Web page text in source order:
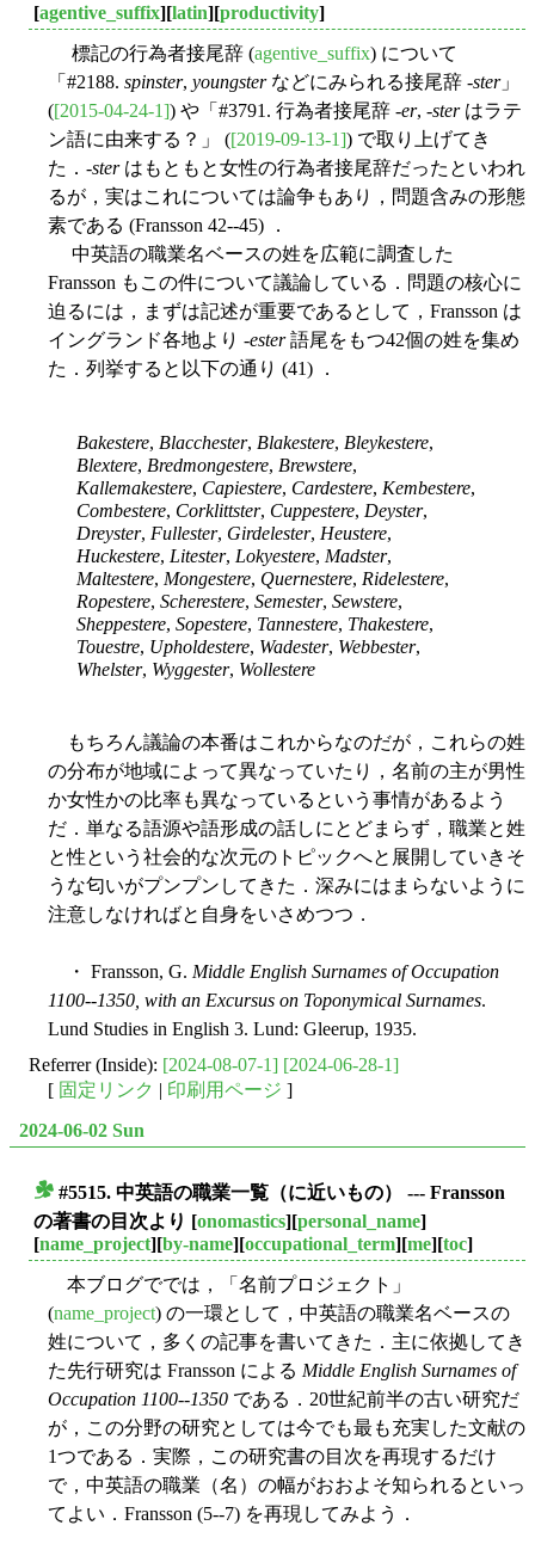
[agentive_suffix][latin][productivity]
標記の行為者接尾辞 (agentive_suffix) について
「#2188. spinster, youngsterなどにみられる接尾辞 -ster」
([2015-04-24-1]) や「#3791. 行為者接尾辞 -er, -sterはラテ
ン語に由来する？」 ([2019-09-13-1]) で取り上げてき
た．-sterはもともと女性の行為者接尾辞だったといわれ
るが，実はこれについては論争もあり，問題含みの形態
素である (Fransson 42--45) ．
中英語の職業名ベースの姓を広範に調査した
Fransson もこの件について議論している．問題の核心に
迫るには，まずは記述が重要であるとして，Fransson は
イングランド各地より -ester語尾をもつ42個の姓を集め
た．列挙すると以下の通り (41) ．
Bakestere, Blacchester, Blakestere, Bleykestere,
Blextere, Bredmongestere, Brewstere,
Kallemakestere, Capiestere, Cardestere, Kembestere,
Combestere, Corklittster, Cuppestere, Deyster,
Dreyster, Fullester, Girdelester, Heustere,
Huckestere, Litester, Lokyestere, Madster,
Maltestere, Mongestere, Quernestere, Ridelestere,
Ropestere, Scherestere, Semester, Sewstere,
Sheppestere, Sopestere, Tannestere, Thakestere,
Touestre, Upholdestere, Wadester, Webbester,
Whelster, Wyggester, Wollestere
もちろん議論の本番はこれからなのだが，これらの姓
の分布が地域によって異なっていたり，名前の主が男性
か女性かの比率も異なっているという事情があるよう
だ．単なる語源や語形成の話しにとどまらず，職業と姓
と性という社会的な次元のトピックへと展開していきそ
うな匂いがプンプンしてきた．深みにはまらないように
注意しなければと自身をいさめつつ．
・ Fransson, G. Middle English Surnames of Occupation
1100--1350, with an Excursus on Toponymical Surnames.
Lund Studies in English 3. Lund: Gleerup, 1935.
Referrer (Inside): [2024-08-07-1] [2024-06-28-1]
[ 固定リンク | 印刷用ページ ]
2024-06-02 Sun
#5515. 中英語の職業一覧（に近いもの） --- Fransson
の著書の目次より [onomastics][personal_name]
[name_project][by-name][occupational_term][me][toc]
本ブログででは，「名前プロジェクト」
(name_project) の一環として，中英語の職業名ベースの
姓について，多くの記事を書いてきた．主に依拠してき
た先行研究は Fransson による Middle English Surnames of
Occupation 1100--1350 である．20世紀前半の古い研究だ
が，この分野の研究としては今でも最も充実した文献の
1つである．実際，この研究書の目次を再現するだけ
で，中英語の職業（名）の幅がおおよそ知られるといっ
てよい．Fransson (5--7) を再現してみよう．